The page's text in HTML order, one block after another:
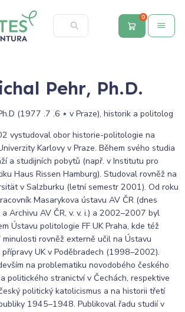
0
Pehr, Ph.D.
PhDr. Michal Pehr, Ph.D (٭ 6. 7. 1977 v Praze), historik a politolog
vystudoval obor historie-politologie na
Karlovy v Praze. Během svého studia
a studijních pobytů (např. v Institutu pro
Haus Rissen Hamburg). Studoval rovněž na
v Salzburku (letní semestr 2001). Od roku
Masarykova ústavu AV ČR (dnes
Archivu AV ČR, v. v. i.) a 2002–2007 byl
Ústavu politologie FF UK Praha, kde též
rovněž externě učil na Ústavu
UK v Poděbradech (1998–2002).
na problematiku novodobého českého
politického stranictví v Čechách, respektive
politický katolicismus a na historii třetí
1945–1948. Publikoval řadu studií v